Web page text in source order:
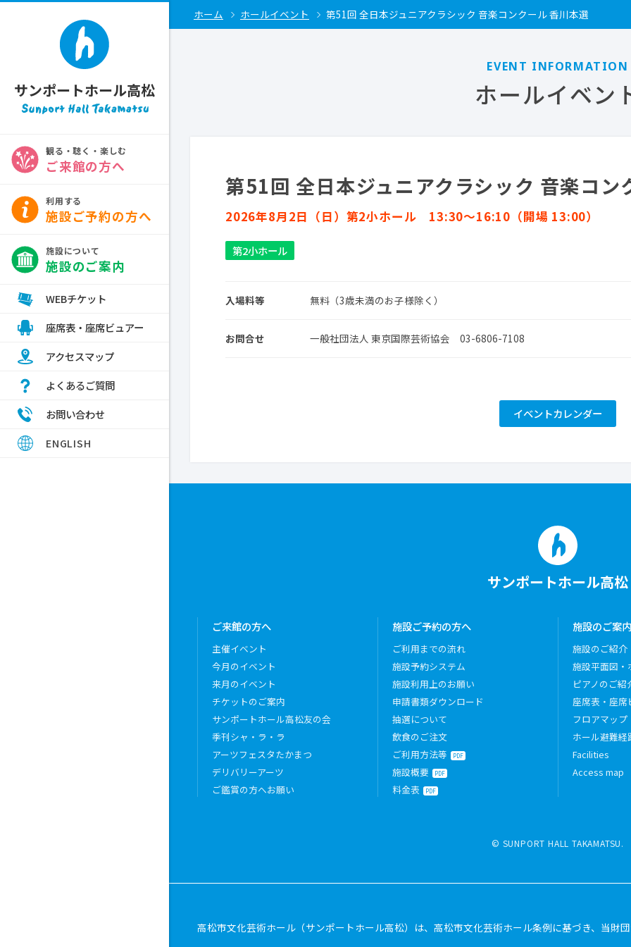
サンポートホール高松
ご来館の方へ
イベント
施設ご予約の方へ
用上のお願い
登録・空き状況・ご予約
施設のご案内
ご紹介
WEBチケット
座席表・座席ビュアー
アクセスマップ
よくあるご質問
お問い合わせ
ENGLISH
ホーム ホールイベント 第51回 全日本ジュニアクラシック 音楽コンクール 香川本選
ホールイベン
第51回 全日本ジュニアクラシック 音楽コン
2026年8月2日（日）第2小ホール 13:30～16:10（開場 13:00）
第2小ホール
入場料等 無料（3歳未満のお子様除く）
お問合せ 一般社団法人 東京国際芸術協会 03-6806-7108
イベントカレンダー
サンポートホール高松
ご来館の方へ
主催イベント
今月のイベント
来月のイベント
チケットのご案内
サンポートホール高松友の会
季刊シャ・ラ・ラ
アーツフェスタたかまつ
デリバリーアーツ
ご鑑賞の方へお願い
施設ご予約の方へ
ご利用までの流れ
施設予約システム
施設利用上のお願い
申請書類ダウンロード
抽選について
飲食のご注文
ご利用方法等
PDF
施設概要 PDF
料金表 PDF
施設のご案内
施設のご紹介
施設平面図・
ピアノのご紹
座席表・座席
フロアマップ
ホール避難経
Facilities
Access map
© SUNPORT HALL TAKAMATSU.
高松市文化芸術ホール（サンポートホール高松）は、高松市文化芸術ホール条例に基づき、当財